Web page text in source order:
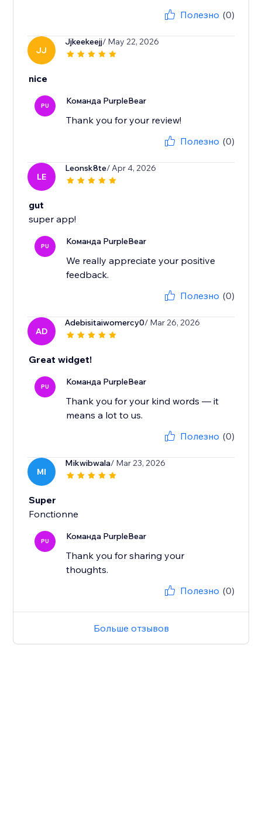
Полезно (0)
JJ
Jjkeekeejj/ May 22, 2026
nice
PU Команда PurpleBear
Thank you for your review!
Полезно (0)
LE
Leonsk8te/ Apr 4, 2026
gut
super app!
PU Команда PurpleBear
We really appreciate your positive
feedback.
Полезно (0)
AD
Adebisitaiwomercy0/ Mar 26, 2026
Great widget!
PU Команда PurpleBear
Thank you for your kind words — it
means a lot to us.
Полезно (0)
MI
Mikwibwala/ Mar 23, 2026
Super
Fonctionne
PU Команда PurpleBear
Thank you for sharing your
thoughts.
Полезно (0)
Больше отзывов